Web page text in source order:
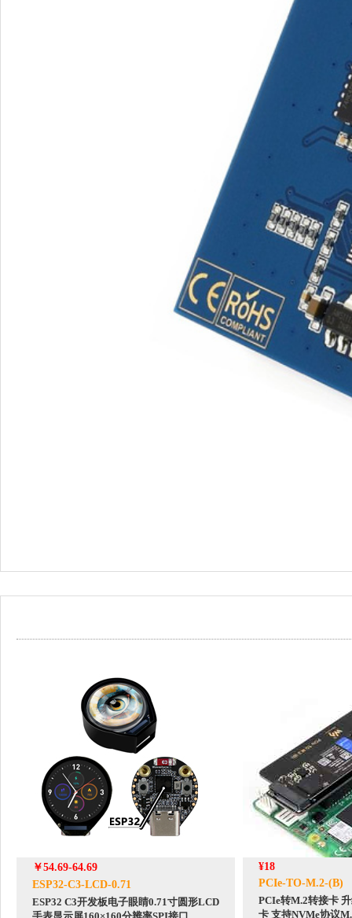
￥54.69-64.69
ESP32-C3-LCD-0.71
ESP32 C3开发板电子眼睛0.71寸圆形LCD
¥18
PCIe-TO-M.2-(B)
PCIe转M.2转接卡
卡 支持NVMe协议